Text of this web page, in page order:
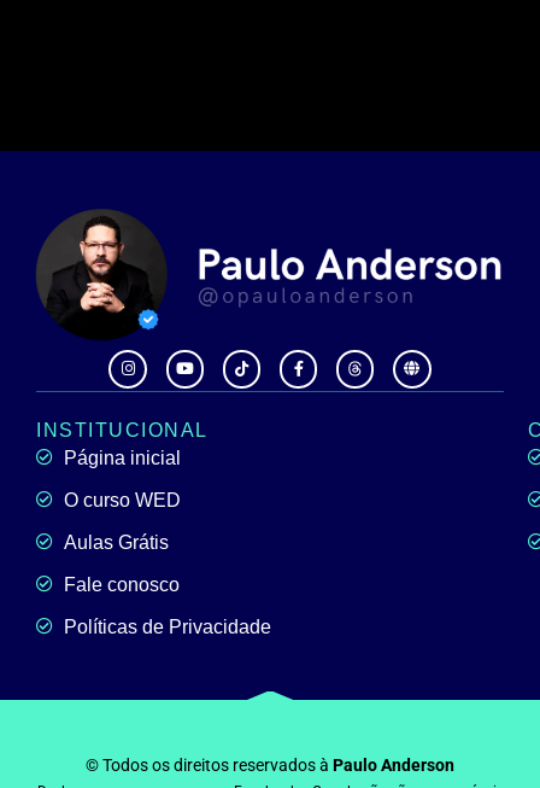
INSTITUCIONAL
Página inicial
O curso WED
Aulas Grátis
Fale conosco
Políticas de Privacidade
© Todos os direitos reservados à Paulo Anderson